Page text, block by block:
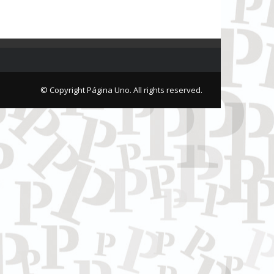
© Copyright Página Uno. All rights reserved.